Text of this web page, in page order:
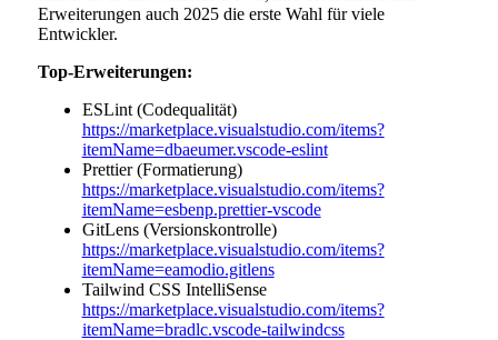
Erweiterungen auch 2025 die erste Wahl für viele
Entwickler.
Top-Erweiterungen:
ESLint (Codequalität)
https://marketplace.visualstudio.com/items?
itemName=dbaeumer.vscode-eslint
Prettier (Formatierung)
https://marketplace.visualstudio.com/items?
itemName=esbenp.prettier-vscode
GitLens (Versionskontrolle)
https://marketplace.visualstudio.com/items?
itemName=eamodio.gitlens
Tailwind CSS IntelliSense
https://marketplace.visualstudio.com/items?
itemName=bradlc.vscode-tailwindcss